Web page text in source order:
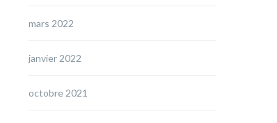
mars 2022
janvier 2022
octobre 2021